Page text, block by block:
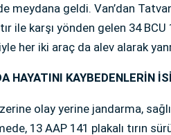
meydana geldi. Van’dan
ile karşı yönden gelen 34
her iki araç da alev alarak
HAYATINI KAYBEDENLERİN
olay yerine jandarma,
13 AAP 141 plakalı tırın